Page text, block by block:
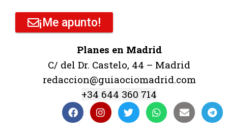
¡Me apunto!
Planes en Madrid
C/ del Dr. Castelo, 44 – Madrid
redaccion@guiaociomadrid.com
+34 644 360 714